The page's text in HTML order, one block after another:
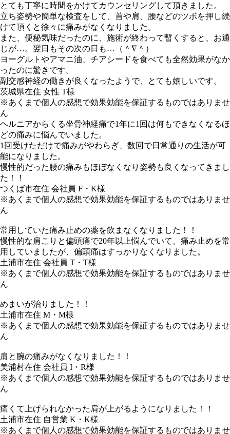
とても丁寧に時間をかけてカウンセリングして頂きました。
立ち姿勢や簡単な検査をして、首や肩、腰などのツボを押し続
けて頂くと徐々に痛みがなくなりました。
また、便秘気味だったのに、施術が終わって暫くすると、お通
じが…。翌日もその次の日も…（＾∇＾）
ヨーグルトやアマニ油、チアシードを食べても全然効果がなか
ったのに驚きです。
副交感神経の働きが良くなったようで、とても嬉しいです。
茨城県在住 女性 T様
※あくまで個人の感想で効果効能を保証するものではありませ
ん
ヘルニアからくる坐骨神経痛で1年に1回は何もできなくなるほ
どの痛みに悩んでいました。
1回受けただけで痛みがやわらぎ、数回で日常通りの生活が可
能になりました。
慢性的だった腰の痛みもほぼなくなり姿勢も良くなってきまし
た！！
つくば市在住 会社員 F・K様
※あくまで個人の感想で効果効能を保証するものではありませ
ん
常用していた痛み止めの薬を飲まなくなりました！！
慢性的な肩こりと偏頭痛で20年以上悩んでいて、痛み止めを常
用していましたが、偏頭痛はすっかりなくなりました。
土浦市在住 会社員 T・T様
※あくまで個人の感想で効果効能を保証するものではありませ
ん
めまいが治りました！！
土浦市在住 M・M様
※あくまで個人の感想で効果効能を保証するものではありませ
ん
肩と腕の痛みがなくなりました！！
美浦村在住 会社員 I・R様
※あくまで個人の感想で効果効能を保証するものではありませ
ん
痛くて上げられなかった肩が上がるようになりました！！
土浦市在住 自営業 K・K様
※あくまで個人の感想で効果効能を保証するものではありませ